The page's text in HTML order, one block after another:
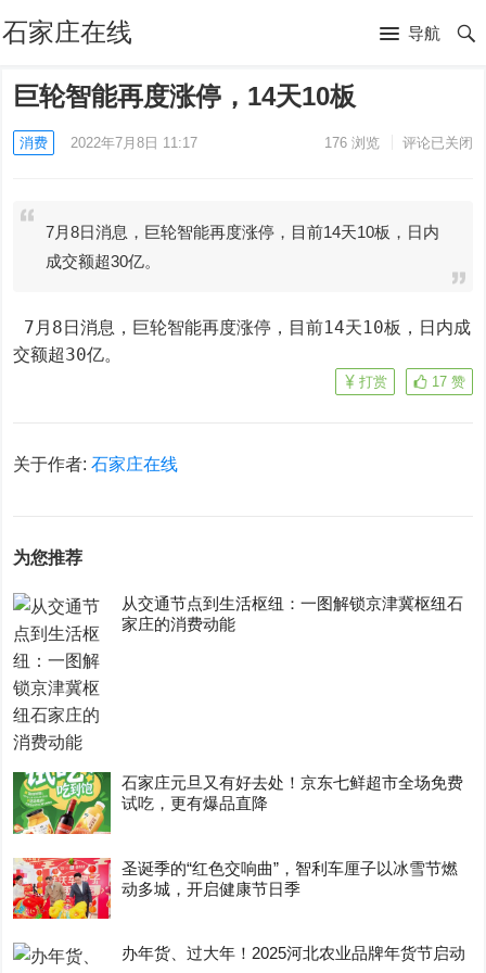
石家庄在线 导航
巨轮智能再度涨停，14天10板
消费 2022年7月8日 11:17 176浏览 评论已关闭
7月8日消息，巨轮智能再度涨停，目前14天10板，日内
成交额超30亿。
交额超30亿。
17 赞
打赏
关于作者:石家庄在线
为您推荐
从交通节点到生活枢纽：一图解锁京津冀枢纽石
家庄的消费动能
石家庄元旦又有好去处！京东七鲜超市全场免费
试吃，更有爆品直降
圣诞季的“红色交响曲”，智利车厘子以冰雪节燃
动多城，开启健康节日季
办年货、过大年！2025河北农业品牌年货节启动